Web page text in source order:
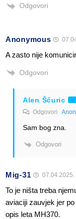
Odgovori
Anonymous
A zasto nije
Odgovori
Alen Šćuric
Odgovori
Sam bog zna.
Odgovori
Mig-31 07.04.2025.
To je ništa treba
aviaciji zauvjek jer
opis leta MH370.